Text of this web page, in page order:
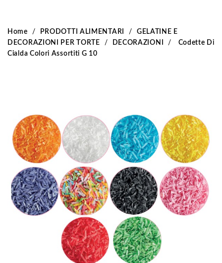
Home PRODOTTI ALIMENTARI
GELATINE E
DECORAZIONI PER TORTE
DECORAZIONI
Codette Di
Cialda Colori Assortiti G 10